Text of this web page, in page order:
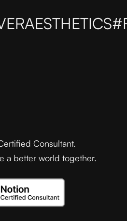
AESTHETICS
Consultant.
a better world together.